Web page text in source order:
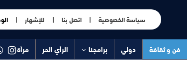
سياسة الخصوصية |اتصل بنا | للإشهار |
فن و ثقافة دولي برامجنا الرأي الحر
مرأة